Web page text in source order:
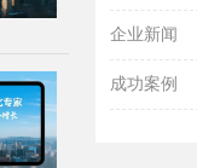
企业新闻
成功案例